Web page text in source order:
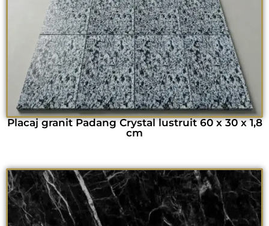
Placaj granit Padang Crystal lustruit 60 x 30 x 1,8
cm